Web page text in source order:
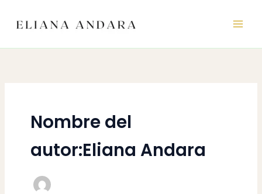
Nombre del
autor:Eliana Andara